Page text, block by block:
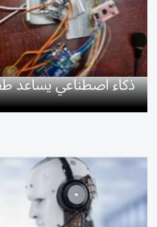
ذكاء اصطناعي يساعد